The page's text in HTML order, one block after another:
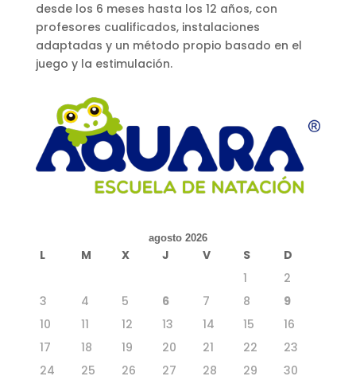
desde los 6 meses hasta los 12 años, con
profesores cualificados, instalaciones
adaptadas y un método propio basado en el
juego y la estimulación.
agosto 2026
L M X J V S
D
1
2
3
4 5 6 7 8
9
10
11 12 13 14 15
16
17
18 19 20 21 22
23
24
25 26 27 28 29
30